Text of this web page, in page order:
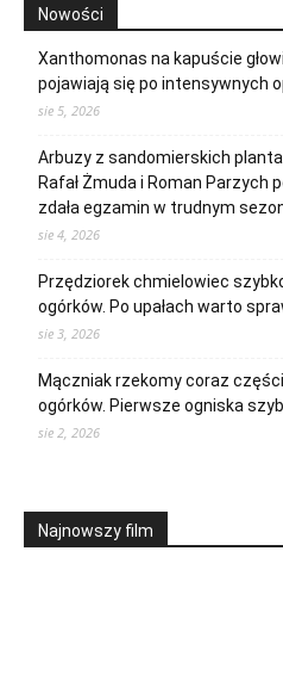
Nowości
Xanthomonas na kapuście
pojawiają się po intensywnych
sie 5, 2026
Arbuzy z sandomierskich
Rafał Żmuda i Roman Parzych
zdała egzamin w trudnym
sie 4, 2026
Przędziorek chmielowiec
ogórków. Po upałach warto
sie 3, 2026
Mączniak rzekomy coraz
ogórków. Pierwsze ogniska
sie 2, 2026
Najnowszy film